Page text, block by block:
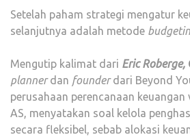
Setelah paham strategi mengatur
selanjutnya adalah metode
Mengutip kalimat dari Eric Roberge,
plannerdan founderdari Beyond
perusahaan perencanaan
AS, menyatakan soal kelola
secara fleksibel, sebab alokasi